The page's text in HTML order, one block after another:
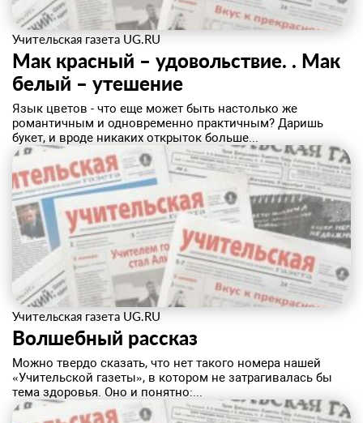
Учительская газета UG.RU
Мак красный – удовольствие. . Мак
белый – утешение
Язык цветов - что еще может быть настолько же
романтичным и одновременно практичным? Даришь
букет, и вроде никаких открыток больше...
Учительская газета UG.RU
Волшебный рассказ
Можно твердо сказать, что нет такого номера нашей
«Учительской газеты», в котором не затрагивалась бы
тема здоровья. Оно и понятно:...